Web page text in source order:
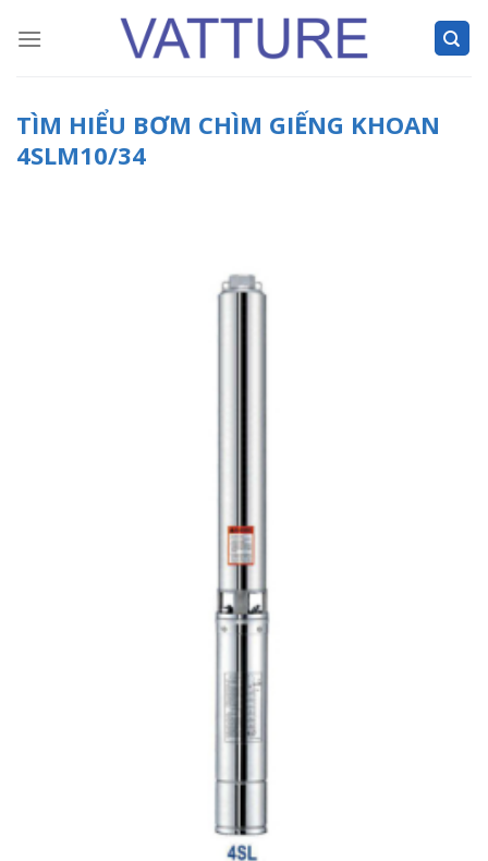
TÌM HIỂU BƠM CHÌM GIẾNG KHOAN
4SLM10/34